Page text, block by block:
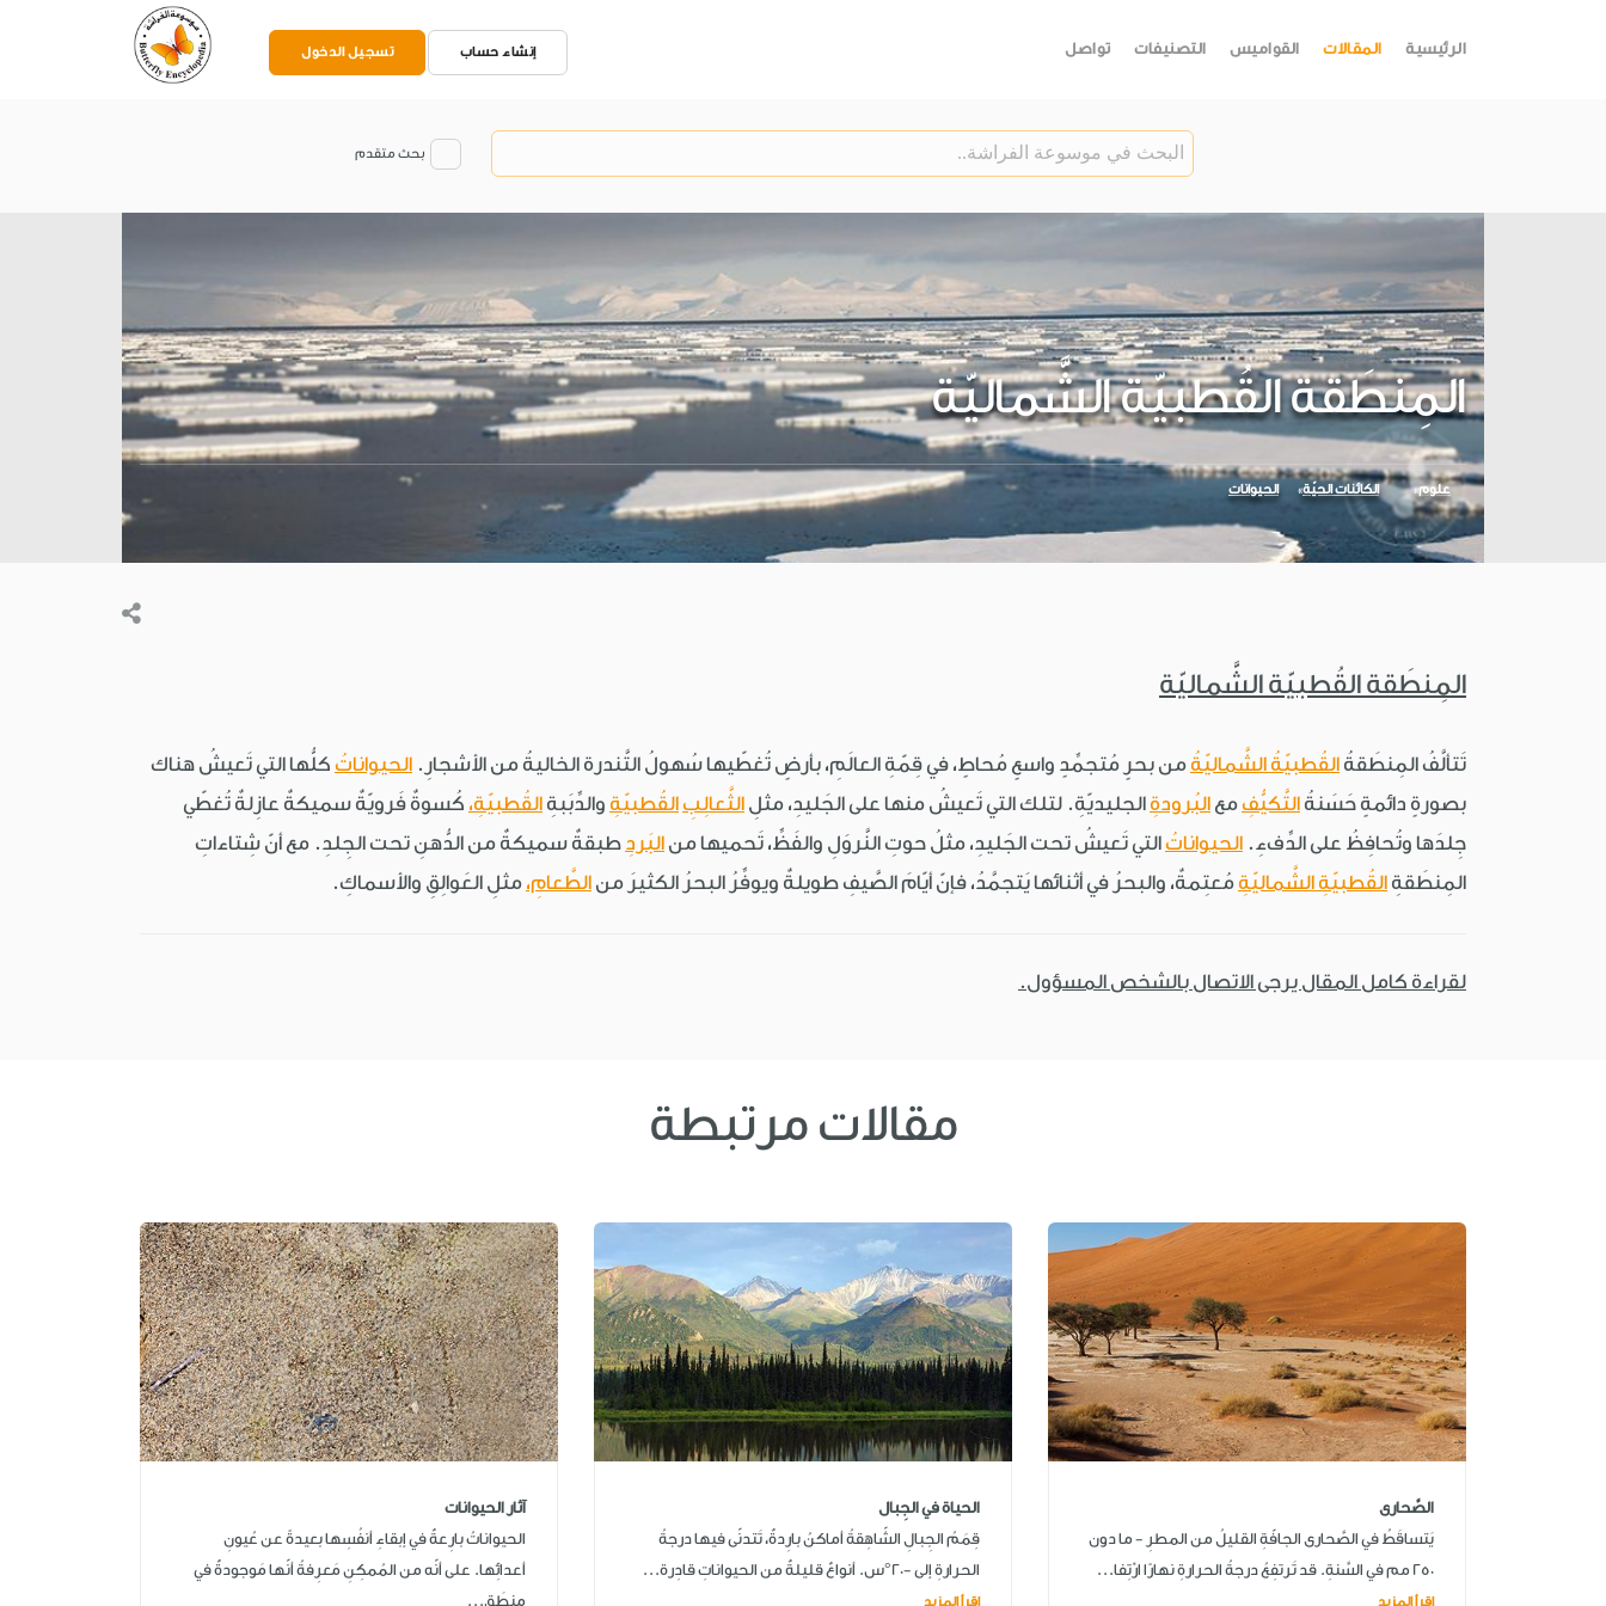
الرئيسية المقالات القواميس التصنيفات تواصل إنشاء حساب تسجيل الدخول
بحث متقدم
المِنطَقة القُطبيّة الشَّماليّة
علوم الكائنات الحيّة الحيوانات
المِنطَقة القُطبيّة الشَّماليّة
تَتألَّفُ المِنطَقةُ القُطبيّةُ الشَّماليّةُ من بحرٍ مُتجمِّدٍ واسعٍ مُحاطٍ، في قِمّةِ العالَمِ، بأرضٍ تُغطّيها سُهولُ التَّندرة الخاليةُ من الأشجارِ. الحيواناتُ كلُّها التي تَعيشُ هناك
بصورةٍ دائمةٍ حَسَنةُ التَّكيُّفِمع البُرودةِ الجليديّةِ. لتلك التي تَعيشُ منها على الجَليدِ، مثلِ الثَّعالِبِالقُطبيّةِ والدِّبَبةِ القُطبيّةِ، كُسوةٌ فَرويّةٌ سميكةٌ عازِلةٌ تُغطّي
جِلدَها وتُحافِظُ على الدِّفءِ. الحيواناتُالتي تَعيشُ تحت الجَليدِ، مثلُ حوتِ النَّروَلِ والفَظِّ، تَحميها من البَردِ طبقةٌ سميكةٌ من الدُّهنِ تحت الجِلدِ. مع أنّ شِتاءاتِ
المِنطَقةِ القُطبيّةِ الشَّماليّةِ مُعتِمةٌ، والبحرُ في أثنائها يَتجمَّدُ، فإنّ أيّامَ الصَّيفِ طويلةٌ ويوفِّرُ البحرُ الكثيرَ من الطَّعامِ، مثلِ العَوالِقِ والأسماكِ.
لقراءة كامل المقال يرجى الاتصال بالشخص المسؤول.
مقالات مرتبطة
الصَّحارى
يَتساقَطُ في الصَّحارى الجافّةِ القليلُ من المطرِ - ما دون
250 مم في السَّنةِ. قد تَرتفِعُ درجةُ الحرارةِ نهارًا ارْتِفا...
اقرأ المزيد
الحياة في الجِبال
قِمَمُ الجِبالِ الشّاهِقةُ أماكنُ بارِدةٌ، تَتدنّى فيها درجةُ
الحرارةِ إلى -20°س. أنواعٌ قليلةٌ من الحيواناتِ قادِرة...
اقرأ المزيد
آثار الحيوانات
الحيواناتُ بارِعةٌ في إبقاءِ أنفُسِها بعيدةً عن عُيونِ
أعدائِها. على أنّه من المُمكِنِ مَعرِفةُ أنّها مَوجودةٌ في
مِنطَق...